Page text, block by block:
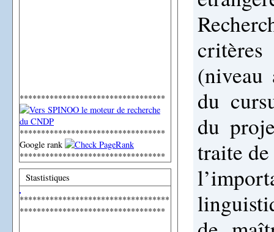
**********************************
**********************************
Google rank
**********************************
Stastistiques
***********************************
**********************************
critères
(niveau
du
du
traite de